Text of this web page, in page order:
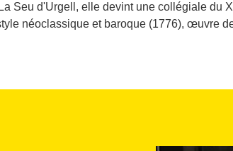
Seu d'Urgell, elle devint une collégiale du
néoclassique et baroque (1776), œuvre